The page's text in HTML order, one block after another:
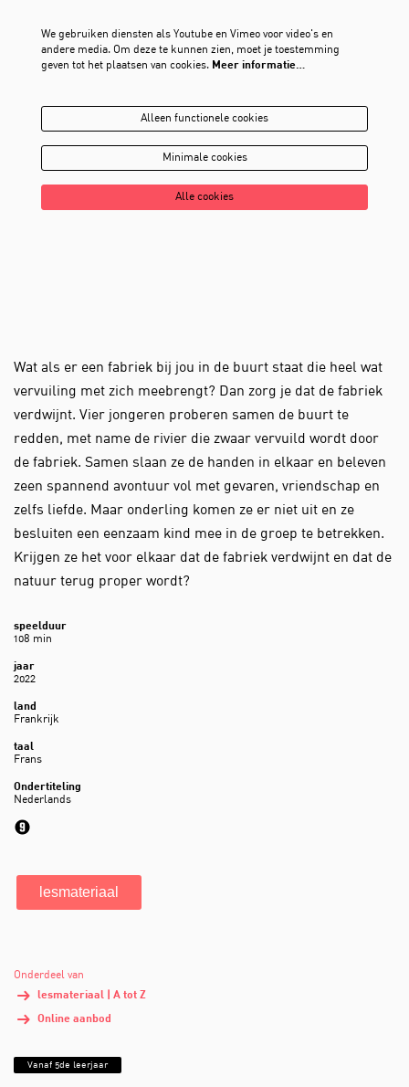
We gebruiken diensten als Youtube en Vimeo voor video's en
andere media. Om deze te kunnen zien, moet je toestemming
geven tot het plaatsen van cookies. Meer informatie…
Alleen functionele cookies
Minimale cookies
Alle cookies
Wat als er een fabriek bij jou in de buurt staat die heel wat
vervuiling met zich meebrengt? Dan zorg je dat de fabriek
verdwijnt. Vier jongeren proberen samen de buurt te
redden, met name de rivier die zwaar vervuild wordt door
de fabriek. Samen slaan ze de handen in elkaar en beleven
zeen spannend avontuur vol met gevaren, vriendschap en
zelfs liefde. Maar onderling komen ze er niet uit en ze
besluiten een eenzaam kind mee in de groep te betrekken.
Krijgen ze het voor elkaar dat de fabriek verdwijnt en dat de
natuur terug proper wordt?
speelduur
108 min
jaar
2022
land
Frankrijk
taal
Frans
Ondertiteling
Nederlands
lesmateriaal
Onderdeel van
lesmateriaal | A tot Z
Online aanbod
Vanaf 5de leerjaar